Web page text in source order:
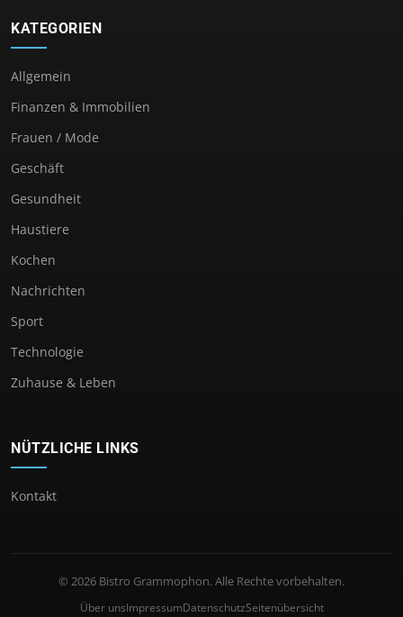
KATEGORIEN
Allgemein
Finanzen & Immobilien
Frauen / Mode
Geschäft
Gesundheit
Haustiere
Kochen
Nachrichten
Sport
Technologie
Zuhause & Leben
NÜTZLICHE LINKS
Kontakt
© 2026 Bistro Grammophon. Alle Rechte vorbehalten.
Über unsImpressumDatenschutzSeitenübersicht